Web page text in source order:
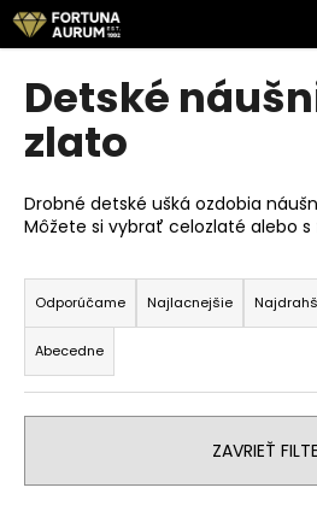
Prejsť
na
obsah
Detské
zlato
Drobné detské ušká ozdobia
Môžete si vybrať celozlaté alebo
R
a
d
e
n
p
Odporúčame Najlacnejšie
Abecedne
ZAVRIEŤ
K
o
Č
o
p
o
r
e
b
u
j
t